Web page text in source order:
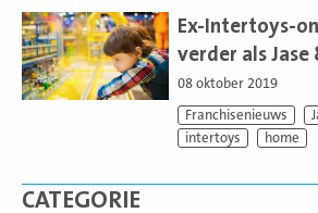
CATEGORIE
meer
Ex-Intertoys-
verder als Jase
08 oktober 2019
Franchisenieuws
intertoys
home